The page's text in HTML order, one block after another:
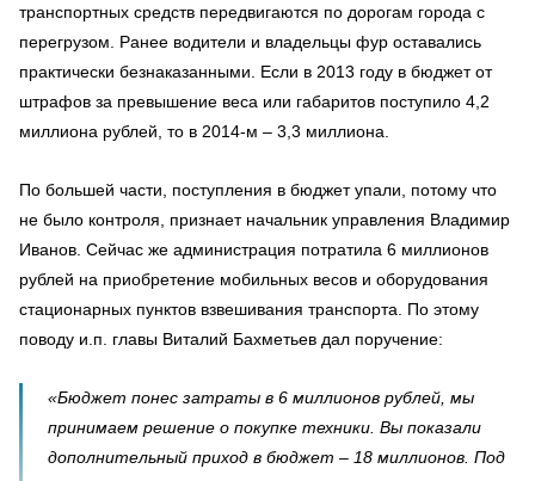
транспортных средств передвигаются по дорогам города с
перегрузом. Ранее водители и владельцы фур оставались
практически безнаказанными. Если в 2013 году в бюджет от
штрафов за превышение веса или габаритов поступило 4,2
миллиона рублей, то в 2014-м – 3,3 миллиона.
По большей части, поступления в бюджет упали, потому что
не было контроля, признает начальник управления Владимир
Иванов. Сейчас же администрация потратила 6 миллионов
рублей на приобретение мобильных весов и оборудования
стационарных пунктов взвешивания транспорта. По этому
поводу и.п. главы Виталий Бахметьев дал поручение:
«Бюджет понес затраты в 6 миллионов рублей, мы
принимаем решение о покупке техники. Вы показали
дополнительный приход в бюджет – 18 миллионов. Под